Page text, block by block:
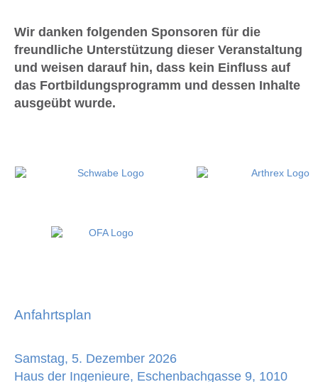
Wir danken folgenden Sponsoren für die
freundliche Unterstützung dieser Veranstaltung
und weisen darauf hin, dass kein Einfluss auf
das Fortbildungsprogramm und dessen Inhalte
ausgeübt wurde.
Anfahrtsplan
Samstag, 5. Dezember 2026
Haus der Ingenieure, Eschenbachgasse 9, 1010